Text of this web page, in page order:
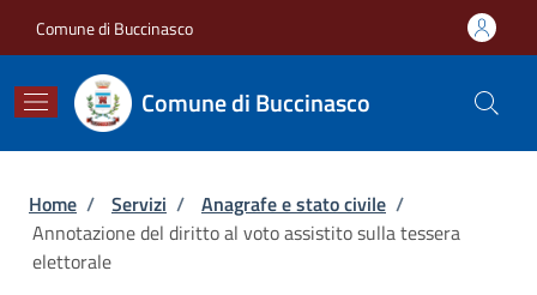
Comune di Buccinasco
Comune di Buccinasco
Briciole di pane
Home / Servizi / Anagrafe e stato civile /
Annotazione del diritto al voto assistito sulla tessera
elettorale